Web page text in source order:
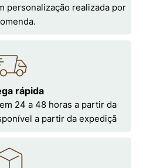
personalização realizada por
rápida
24 a 48 horas a partir da
a partir da expediçã